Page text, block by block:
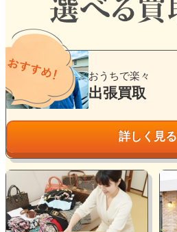
おうちで楽々
出張買取
詳しく見る
グ
ー
プ
リ
ク
グ
ル
ー
プ
グ
ル
ー
プ